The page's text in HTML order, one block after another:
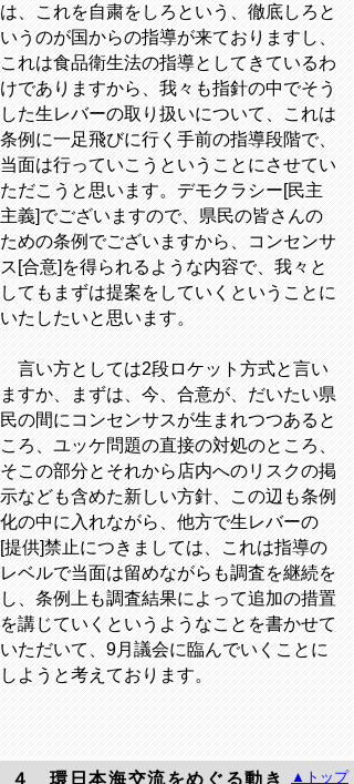
は、これを自粛をしろという、徹底しろと
いうのが国からの指導が来ておりますし、
これは食品衛生法の指導としてきているわ
けでありますから、我々も指針の中でそう
した生レバーの取り扱いについて、これは
条例に一足飛びに行く手前の指導段階で、
当面は行っていこうということにさせてい
ただこうと思います。デモクラシー[民主
主義]でございますので、県民の皆さんの
ための条例でございますから、コンセンサ
ス[合意]を得られるような内容で、我々と
してもまずは提案をしていくということに
いたしたいと思います。
言い方としては2段ロケット方式と言い
ますか、まずは、今、合意が、だいたい県
民の間にコンセンサスが生まれつつあると
ころ、ユッケ問題の直接の対処のところ、
そこの部分とそれから店内へのリスクの掲
示なども含めた新しい方針、この辺も条例
化の中に入れながら、他方で生レバーの
[提供]禁止につきましては、これは指導の
レベルで当面は留めながらも調査を継続を
し、条例上も調査結果によって追加の措置
を講じていくというようなことを書かせて
いただいて、9月議会に臨んでいくことに
しようと考えております。
４ 環日本海交流をめぐる動き
▲トップ